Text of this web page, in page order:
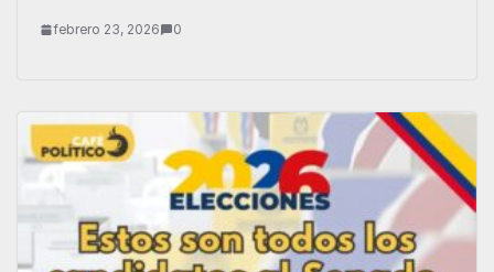
febrero 23, 2026 0